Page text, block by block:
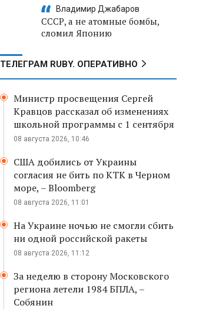
Владимир Джабаров
СССР, а не атомные бомбы,
сломил Японию
ТЕЛЕГРАМ RUBY. ОПЕРАТИВНО
Министр просвещения Сергей
Кравцов рассказал об изменениях
школьной программы с 1 сентября
08 августа 2026, 10:46
США добились от Украины
согласия не бить по КТК в Черном
море, – Bloomberg
08 августа 2026, 11:01
На Украине ночью не смогли сбить
ни одной российской ракеты
08 августа 2026, 11:12
За неделю в сторону Московского
региона летели 1984 БПЛА, –
Собянин